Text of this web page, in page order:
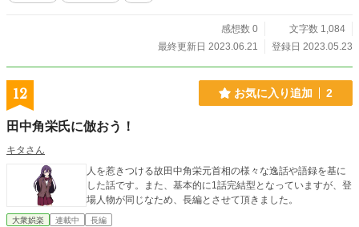
感想数 0
文字数 1,084
最終更新日 2023.06.21
登録日 2023.05.23
12 お気に入り追加 2
田中角栄氏に倣おう！
キタさん
人を惹きつける故田中角栄元首相の様々な逸話や語録を基に
した話です。また、基本的に1話完結型となっていますが、登
場人物が同じなため、長編とさせて頂きました。
大衆娯楽 連載中 長編